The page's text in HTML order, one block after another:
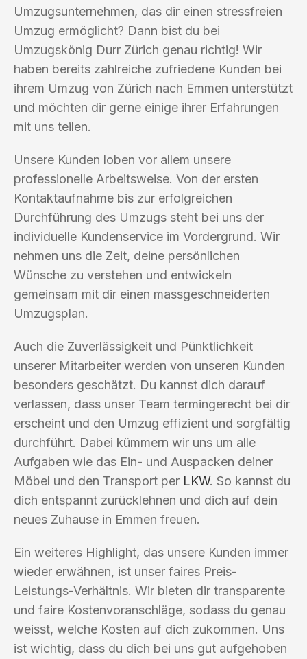
Umzugsunternehmen, das dir einen stressfreien
Umzug ermöglicht? Dann bist du bei
Umzugskönig Durr Zürich genau richtig! Wir
haben bereits zahlreiche zufriedene Kunden bei
ihrem Umzug von Zürich nach Emmen unterstützt
und möchten dir gerne einige ihrer Erfahrungen
mit uns teilen.
Unsere Kunden loben vor allem unsere
professionelle Arbeitsweise. Von der ersten
Kontaktaufnahme bis zur erfolgreichen
Durchführung des Umzugs steht bei uns der
individuelle Kundenservice im Vordergrund. Wir
nehmen uns die Zeit, deine persönlichen
Wünsche zu verstehen und entwickeln
gemeinsam mit dir einen massgeschneiderten
Umzugsplan.
Auch die Zuverlässigkeit und Pünktlichkeit
unserer Mitarbeiter werden von unseren Kunden
besonders geschätzt. Du kannst dich darauf
verlassen, dass unser Team termingerecht bei dir
erscheint und den Umzug effizient und sorgfältig
durchführt. Dabei kümmern wir uns um alle
Aufgaben wie das Ein- und Auspacken deiner
Möbel und den Transport per LKW. So kannst du
dich entspannt zurücklehnen und dich auf dein
neues Zuhause in Emmen freuen.
Ein weiteres Highlight, das unsere Kunden immer
wieder erwähnen, ist unser faires Preis-
Leistungs-Verhältnis. Wir bieten dir transparente
und faire Kostenvoranschläge, sodass du genau
weisst, welche Kosten auf dich zukommen. Uns
ist wichtig, dass du dich bei uns gut aufgehoben